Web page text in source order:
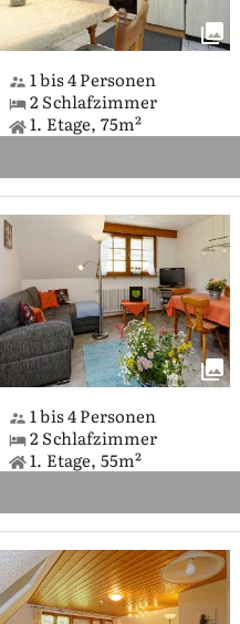
1 bis 4 Personen
2 Schlafzimmer
1. Etage, 75m²
1 bis 4 Personen
2 Schlafzimmer
1. Etage, 55m²